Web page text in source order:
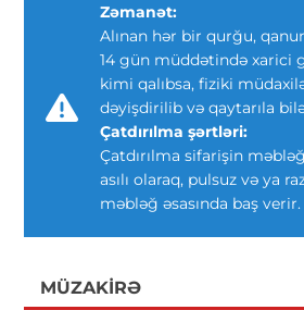
Zəmanət:
Alınan hər bir qurğu,
14 gün müddətində xarici
kimi qalıbsa, fiziki
dəyişdirilib və qaytarıla
Çatdırılma şərtləri:
Çatdırılma sifarişin
asılı olaraq, pulsuz və ya
məbləğ əsasında baş verir.
MÜZAKIRƏ